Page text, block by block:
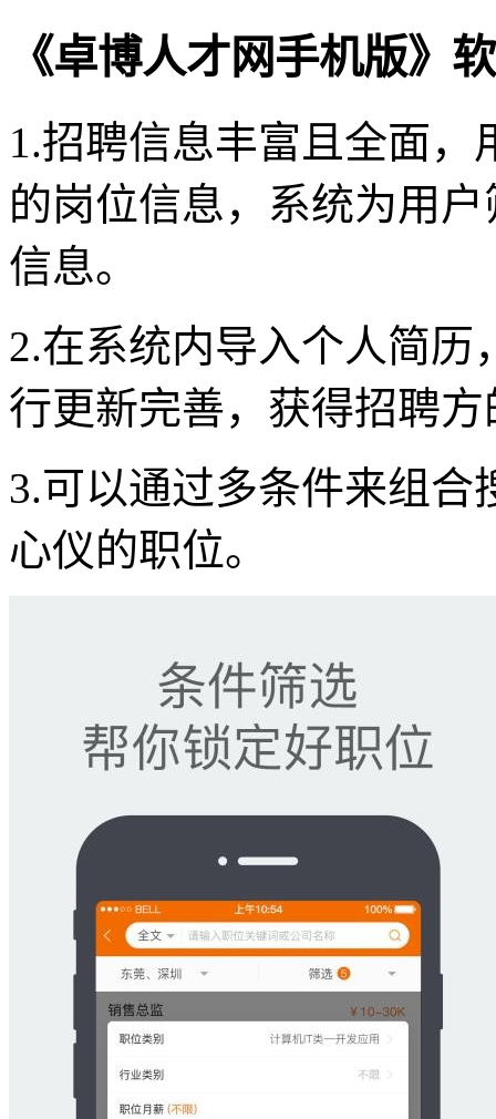
《卓博人才网手机版》
1.招聘信息丰富且全面
的岗位信息，系统为用
信息。
2.在系统内导入个人简
行更新完善，获得招聘
3.可以通过多条件来组
心仪的职位。